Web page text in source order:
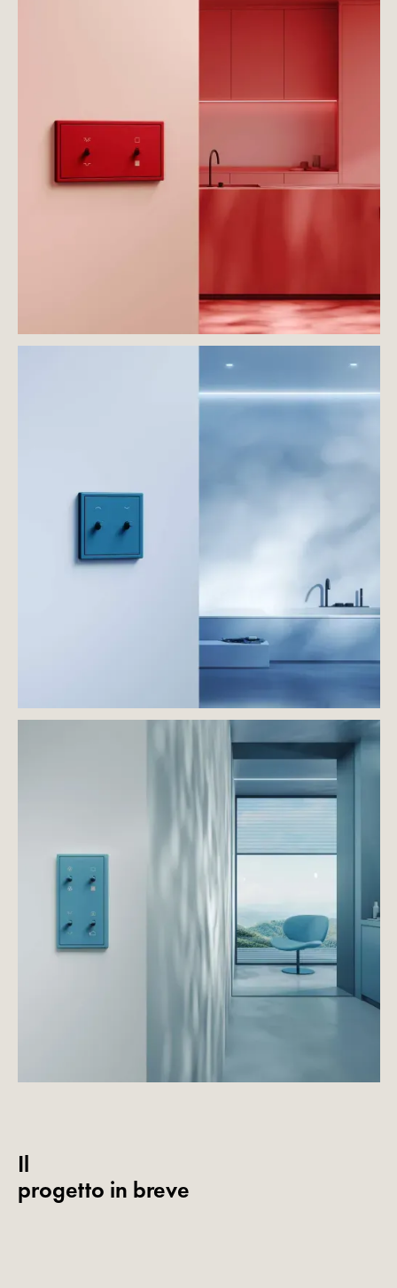
Il
progetto in breve